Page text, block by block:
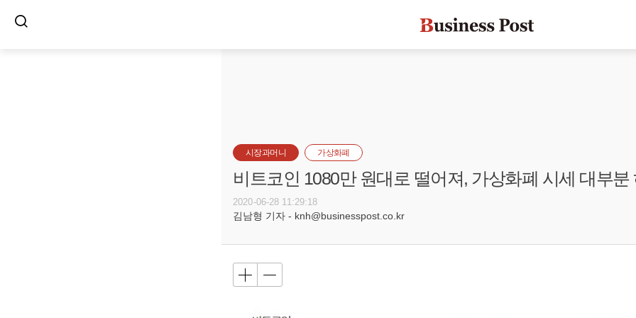
시장과머니 가상화폐
비트코인 1080만 원대로 떨어져, 가상화폐 시세 대부분
2020-06-28 11:29:18
김남형 기자 - knh@businesspost.co.kr